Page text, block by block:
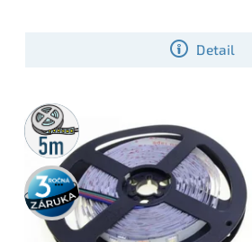
Detail
5m
rolka
3 roky
záruka